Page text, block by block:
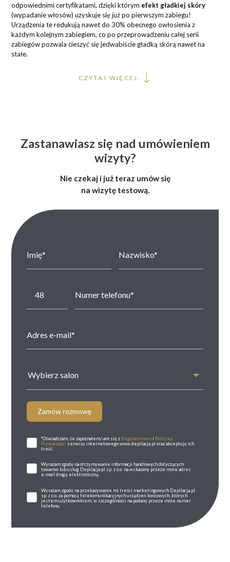
odpowiednimi certyfikatami, dzięki którym efekt gładkiej skóry
(wypadanie włosów) uzyskuje się już po pierwszym zabiegu!
Urządzenia te redukują nawet do 30% obecnego owłosienia z
każdym kolejnym zabiegiem, co po przeprowadzeniu całej serii
zabiegów pozwala cieszyć się jedwabiście gładką skórą nawet na
stałe.
CZYTAJ WIĘCEJ
Zastanawiasz się nad umówieniem
wizyty?
Nie czekaj i już teraz umów się
na wizytę testową.
Wybierz salon
Zamów rozmowę
*Oświadczam, że zapoznałem/-am się z Regulaminemi Polityką
Prywatności serwisu internetowego www.depilacja.pl oraz akceptuję ich
treść.
Wyrażam zgodę na otrzymywanie informacji handlowych dotyczących
towarów lub usług Depilacja.pl sp. z o.o. na wskazany przeze mnie adres
e-mail drogą elektroniczną.
Wyrażam zgodę na przekazywanie mi treści marketingowych Depilacja.pl
sp. z o.o. za pomocą telekomunikacyjnych urządzeń końcowych, których
jestem użytkownikiem, w szczególności na podany przeze mnie numer
telefonu.